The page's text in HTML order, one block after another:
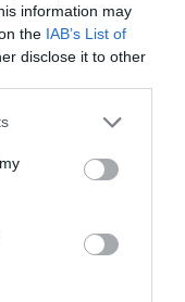
information may
the IAB’s List of
disclose it to other